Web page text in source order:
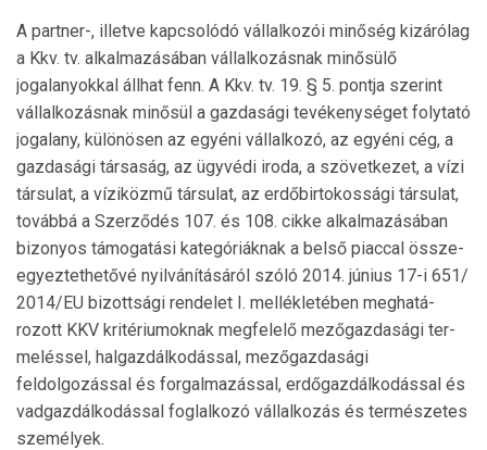
A partner-, illetve kapcsolódó vállalkozói minőség kizá­rólag
a Kkv. tv. alkalmazásában vállalkozásnak minősülő
jogalanyokkal állhat fenn. A Kkv. tv. 19. § 5. pontja szerint
vállalkozásnak minősül a gazdasági tevékenységet folytató
jogalany, különösen az egyéni vállalkozó, az egyéni cég, a
gazdasági társaság, az ügyvédi iroda, a szövetkezet, a vízi
társulat, a víziközmű társulat, az erdőbirtokossági társulat,
továbbá a Szerződés 107. és 108. cikke alkalmazásában
bi­zonyos támogatási kategóriáknak a belső piaccal össze­
egyeztethetővé nyilvánításáról szóló 2014. június 17-i 651/
2014/EU bizottsági rendelet I. mellékletében meghatá­
rozott KKV kritériumoknak megfelelő mezőgazdasági ter­
meléssel, halgazdálkodással, mezőgazdasági
feldolgozással és forgalmazással, erdőgazdálkodással és
vadgazdálko­dás­sal foglalkozó vállalkozás és természetes
személyek.